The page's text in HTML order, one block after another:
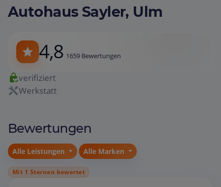
Autohaus Sayler, Ulm
4,8 1659 Bewertungen
verifiziert
Werkstatt
Bewertungen
Alle Leistungen Alle Marken
Mit 1 Sternen bewertet